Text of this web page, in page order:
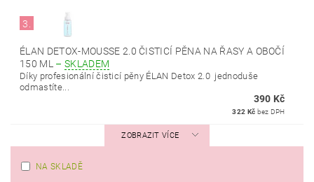
3.
ÉLAN DETOX-MOUSSE 2.0 ČISTICÍ PĚNA NA ŘASY A OBOČÍ
150 ML –SKLADEM
Díky profesionální čisticí pěny ÉLAN Detox 2.0 jednoduše
odmastíte...
390 Kč
322 Kč bez DPH
ZOBRAZIT VÍCE
NA SKLADĚ